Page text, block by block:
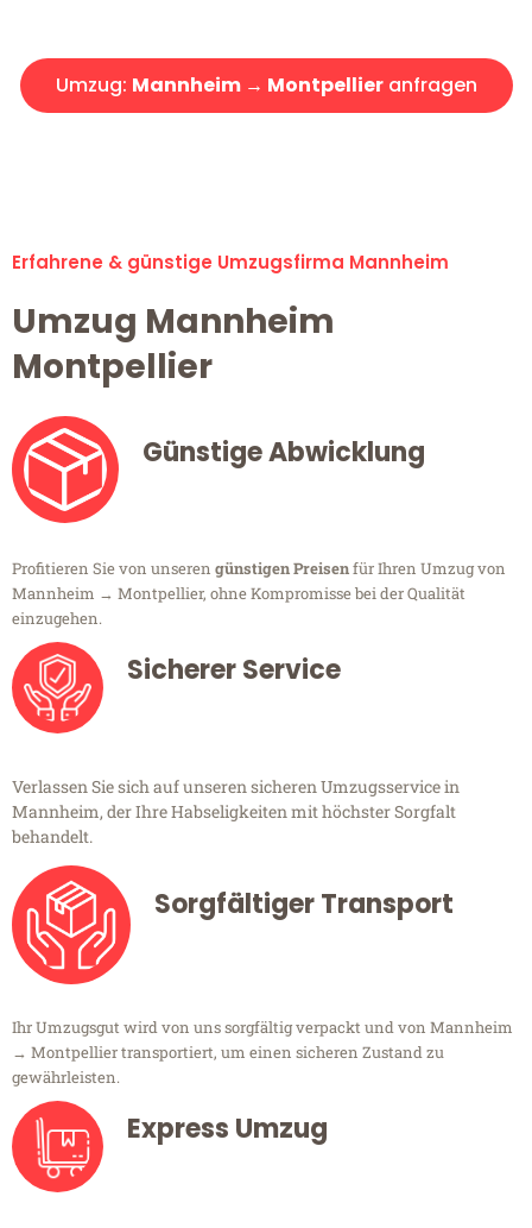
Umzug: Mannheim → Montpellieranfragen
Erfahrene & günstige Umzugsfirma Mannheim
Umzug Mannheim
Montpellier
Günstige Abwicklung
Profitieren Sie von unseren günstigen Preisenfür Ihren Umzug von
Mannheim → Montpellier, ohne Kompromisse bei der Qualität
einzugehen.
Sicherer Service
Verlassen Sie sich auf unseren sicheren Umzugsservice in
Mannheim, der Ihre Habseligkeiten mit höchster Sorgfalt
behandelt.
Sorgfältiger Transport
Ihr Umzugsgut wird von uns sorgfältig verpackt und von Mannheim
→ Montpellier transportiert, um einen sicheren Zustand zu
gewährleisten.
Express Umzug